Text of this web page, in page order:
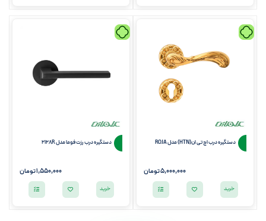
دستگیره درب اچ تی ان(HTN) مدل ROJA
5,000,000 تومان
خرید
دستگیره درب رزت فوما مدل 2128R
1,550,000تومان
خرید